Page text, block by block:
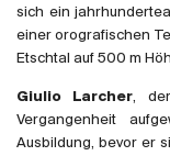
Chili
Neuseeland
sich ein
einer orografischen
Etschtal auf 500 m
Giulio Larcher,
Vergangenheit
Ausbildung, bevor er